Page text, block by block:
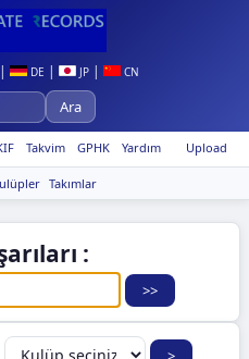
| DE | JP | CN
Upload
Takvim GPHK Yardım
Takımlar
: